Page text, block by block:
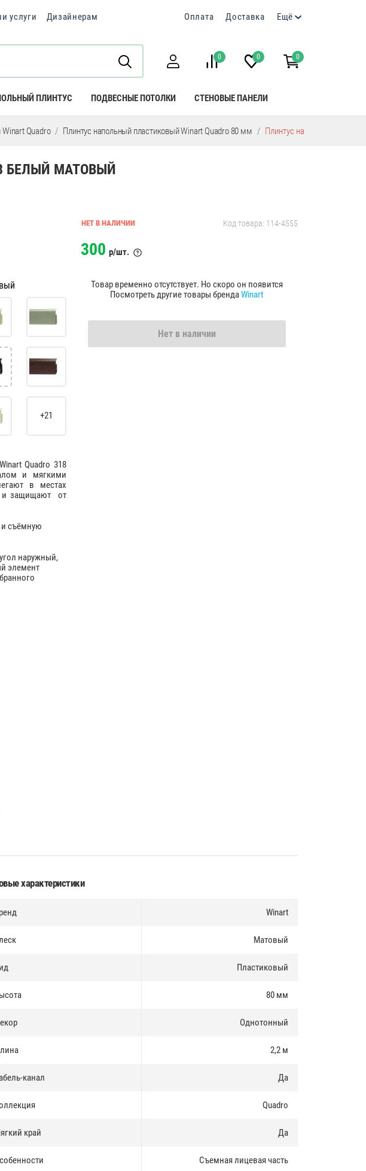
услуги Дизайнерам Оплата Доставка Ещё
0 0 0
ПЛИНТУС ПОДВЕСНЫЕ ПОТОЛКИ СТЕНОВЫЕ ПАНЕЛИ
Quadro Плинтус напольный пластиковый Winart Quadro 80 мм Плинтус напольный
БЕЛЫЙ МАТОВЫЙ
+21
Quadro 318
и мягкими
в местах
и защищают от
съёмную
наружный,
элемент
НЕТ В НАЛИЧИИ Код товара: 114-4555
300 р/шт.
Товар временно отсутствует. Но скоро он появится
Посмотреть другие товары брендаWinart
Нет в наличии
характеристики
Winart
Матовый
Пластиковый
80 мм
Однотонный
2,2 м
канал Да
Quadro
край Да
Съемная лицевая часть